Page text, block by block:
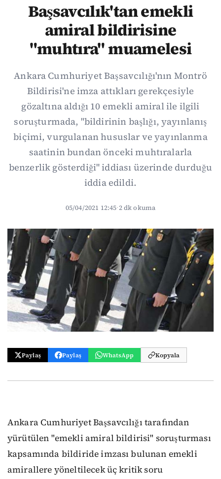
Başsavcılık'tan emekli
amiral bildirisine
"muhtıra" muamelesi
Ankara Cumhuriyet Başsavcılığı'nın Montrö
Bildirisi'ne imza attıkları gerekçesiyle
gözaltına aldığı 10 emekli amiral ile ilgili
soruşturmada, "bildirinin başlığı, yayınlanış
biçimi, vurgulanan hususlar ve yayınlanma
saatinin bundan önceki muhtıralarla
benzerlik gösterdiği" iddiası üzerinde durduğu
iddia edildi.
05/04/2021 12:45·2 dk okuma
Paylaş Paylaş WhatsApp Kopyala
Ankara Cumhuriyet Başsavcılığı tarafından
yürütülen "emekli amiral bildirisi" soruşturması
kapsamında bildiride imzası bulunan emekli
amirallere yöneltilecek üç kritik soru